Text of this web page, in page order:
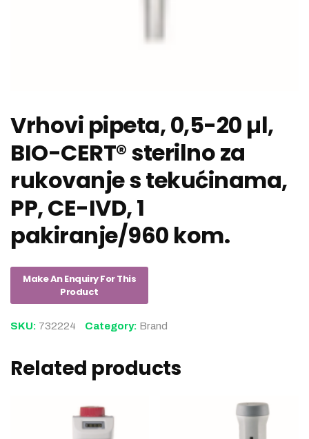
Vrhovi pipeta, 0,5-20 µl,
BIO-CERT® sterilno za
rukovanje s tekućinama,
PP, CE-IVD, 1
pakiranje/960 kom.
SKU: 732224 Category: Brand
Related products